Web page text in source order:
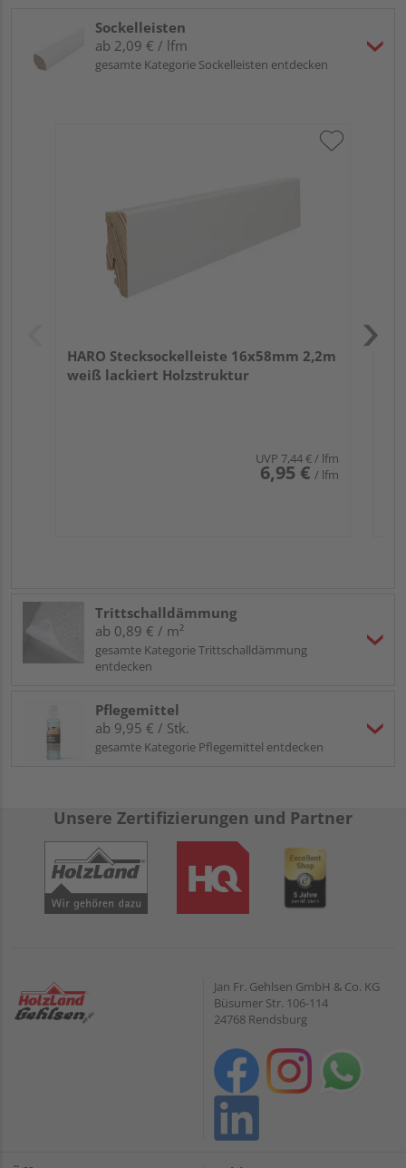
Sockelleisten
ab 2,09 € / lfm
gesamte Kategorie Sockelleisten entdecken
HARO Stecksockelleiste 16x58mm 2,2m
weiß lackiert Holzstruktur
UVP 7,44 €/ lfm
6,95 € / lfm
Trittschalldämmung
ab 0,89 € / m²
gesamte Kategorie Trittschalldämmung
entdecken
Pflegemittel
ab 9,95 € / Stk.
gesamte Kategorie Pflegemittel entdecken
Unsere Zertifizierungen und Partner
Jan Fr. Gehlsen GmbH & Co. KG
Büsumer Str. 106-114
24768 Rendsburg